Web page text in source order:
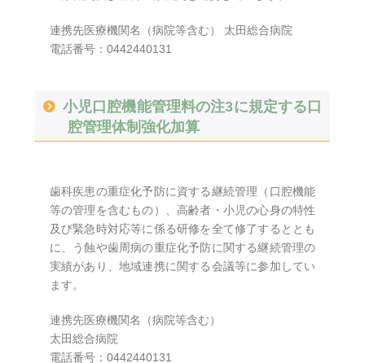
連携先医療機関名（病院等含む） 太田総合病院
電話番号：0442440131
小児口腔機能管理料の注3に規定する口
腔管理体制強化加算
歯科疾患の重症化予防に資する継続管理（口腔機能
等の管理を含むもの）、高齢者・小児の心身の特性
及び緊急時対応等に係る研修を全て修了するととも
に、う蝕や歯周病の重症化予防に関する継続管理の
実績があり、地域連携に関する会議等に参加してい
ます。
連携先医療機関名（病院等含む）
太田総合病院
電話番号：0442440131